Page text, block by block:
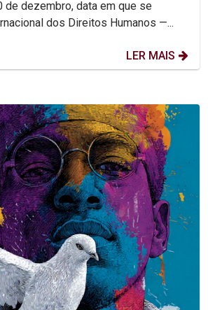
de dezembro, data em que se
dos Direitos Humanos —...
LER MAIS